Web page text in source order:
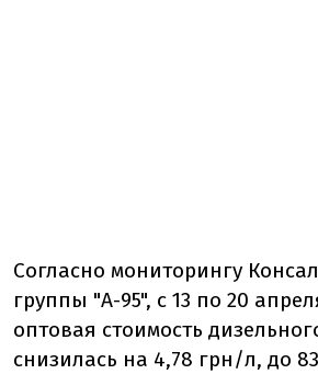
Согласно мониторингу
группы "А-95", с 13 по 20
оптовая стоимость
снизилась на 4,78 грн/л, до